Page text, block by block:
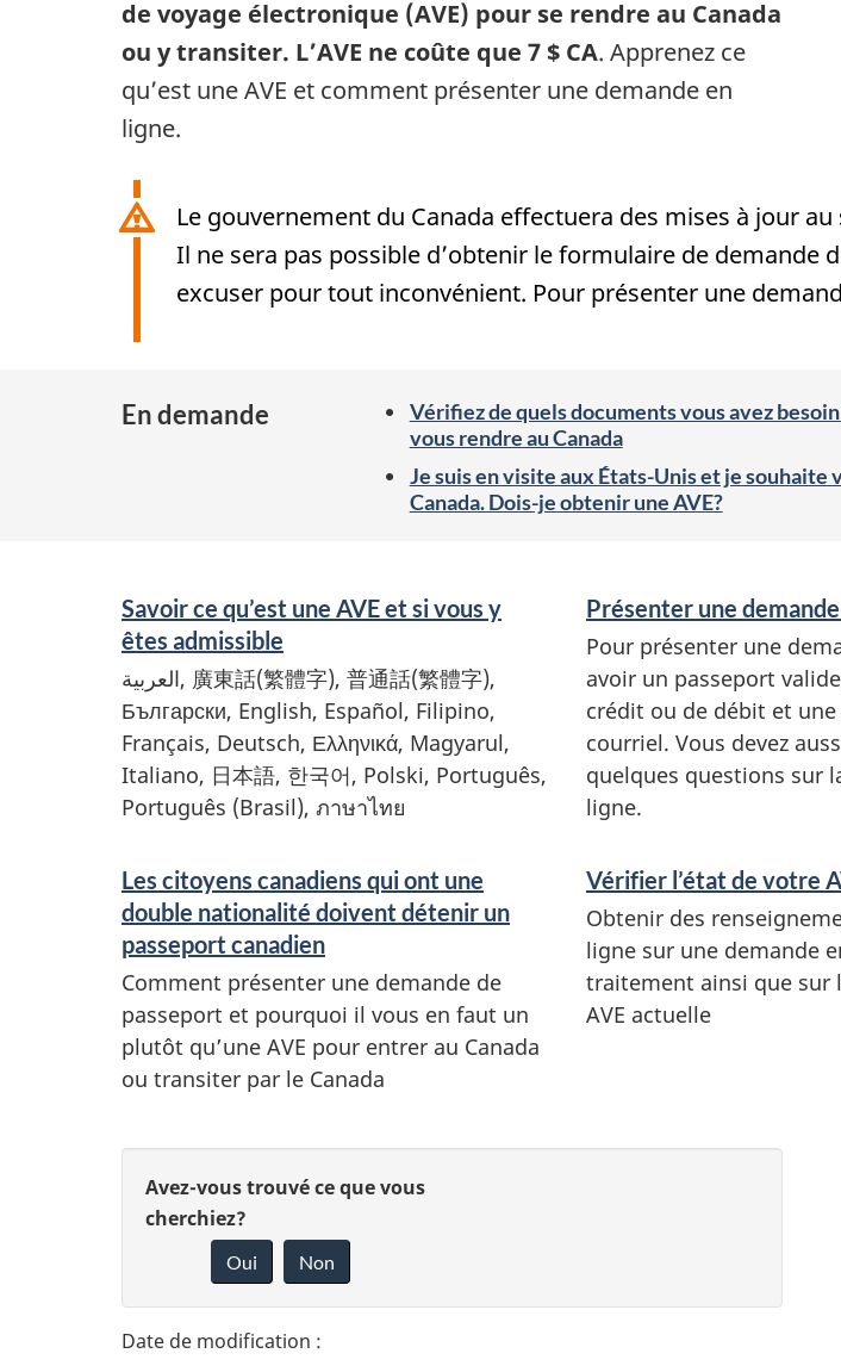
de voyage électronique (AVE) pour se rendre au Canada
ou y transiter. L’AVE ne coûte que 7 $ CA. Apprenez ce
qu’est une AVE et comment présenter une demande en
ligne.
Le gouvernement du Canada effectuera des mises à jour
Il ne sera pas possible d’obtenir le formulaire de demande
excuser pour tout inconvénient. Pour présenter une
En demande
Vérifiez de quels documents vous avez
vous rendre au Canada
Je suis en visite aux États-Unis et je souhaite
Canada. Dois-je obtenir une AVE?
e
r
v
i
c
s
a
n
d
i
n
a
t
Savoir ce qu’est une AVE et si vous y
êtes admissible
العربية, 廣東話(繁體字), 普通話(繁體字),
Български, English, Español, Filipino,
Français, Deutsch, Ελληνικά, Magyarul,
Italiano, 日本語, 한국어, Polski, Português,
Português (Brasil), ภาษาไทย
Présenter une demande
Pour présenter une
avoir un passeport
crédit ou de débit et une
courriel. Vous devez
quelques questions sur
ligne.
Les citoyens canadiens qui ont une
double nationalité doivent détenir un
passeport canadien
Comment présenter une demande de
passeport et pourquoi il vous en faut un
plutôt qu’une AVE pour entrer au Canada
ou transiter par le Canada
Vérifier l’état de votre
Obtenir des
ligne sur une demande
traitement ainsi que sur
AVE actuelle
D
é
a
D
n
Avez-vous trouvé ce que vous
cherchiez?
Oui Non